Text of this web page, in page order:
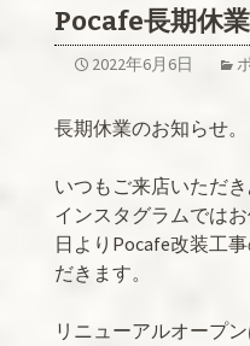
Pocafe長期休
2022年6月6日
長期休業のお知らせ。
いつもご来店いただ
インスタグラムでは
日よりPocafe改装工
だきます。
リニューアルオープ